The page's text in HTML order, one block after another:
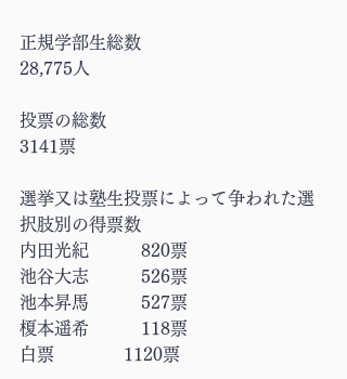
正規学部生総数
28,775人
投票の総数
3141票
選挙又は塾生投票によって争われた選
択肢別の得票数
池谷大志	　　526票
池本昇馬	　　527票
榎本遥希	　　118票
白票　　　　1120票